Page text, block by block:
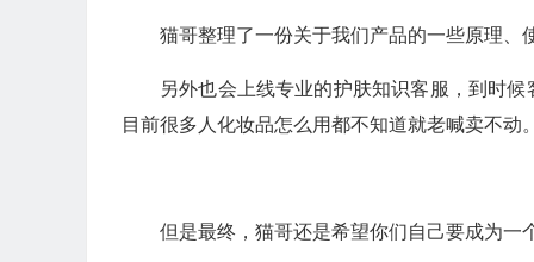
猫哥整理了一份关于我们产品的一些原理、
另外也会上线专业的护肤知识客服，到时
目前很多人化妆品怎么用都不知道就老喊卖不动
但是最终，猫哥还是希望你们自己要成为一